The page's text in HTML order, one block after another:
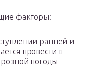
факторы:
ранней и
провести в
погоды